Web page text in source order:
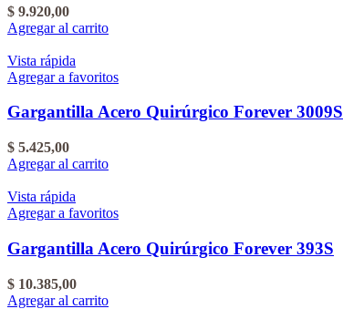
$ 9.920,00
Agregar al carrito
Vista rápida
Agregar a favoritos
Gargantilla Acero Quirúrgico Forever 3009S
$ 5.425,00
Agregar al carrito
Vista rápida
Agregar a favoritos
Gargantilla Acero Quirúrgico Forever 393S
$ 10.385,00
Agregar al carrito